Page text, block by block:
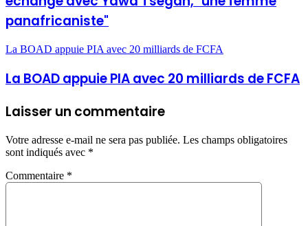
panafricaniste"
La BOAD appuie PIA avec 20 milliards de FCFA
La BOAD appuie PIA avec 20 milliards de FCFA
Laisser un commentaire
Votre adresse e-mail ne sera pas publiée. Les champs obligatoires
sont indiqués avec *
Commentaire *